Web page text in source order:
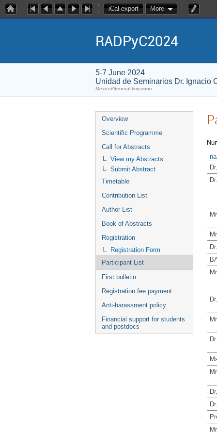
iCal export More
RADPyC2024
5-7 June 2024
Unidad de Seminarios Dr. Ignacio
Mexico/General timezone
Overview
Scientific Programme
Call for Abstracts
View my Abstracts
Submit Abstract
Timetable
Contribution List
Author List
Book of Abstracts
Registration
Registration Form
Participant List
First bulletin
Registration fee payment
Anti-harassment policy
Financial support for students
and postdocs